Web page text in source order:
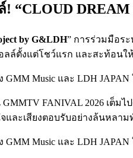
“CLOUD
by G&LDH” การร่วมมือระ
ตั้งแต่โชว์แรก และสะท้อนใ
FANIVAL 2026 เ
และเสียงตอบรับอย่างล้นหลา